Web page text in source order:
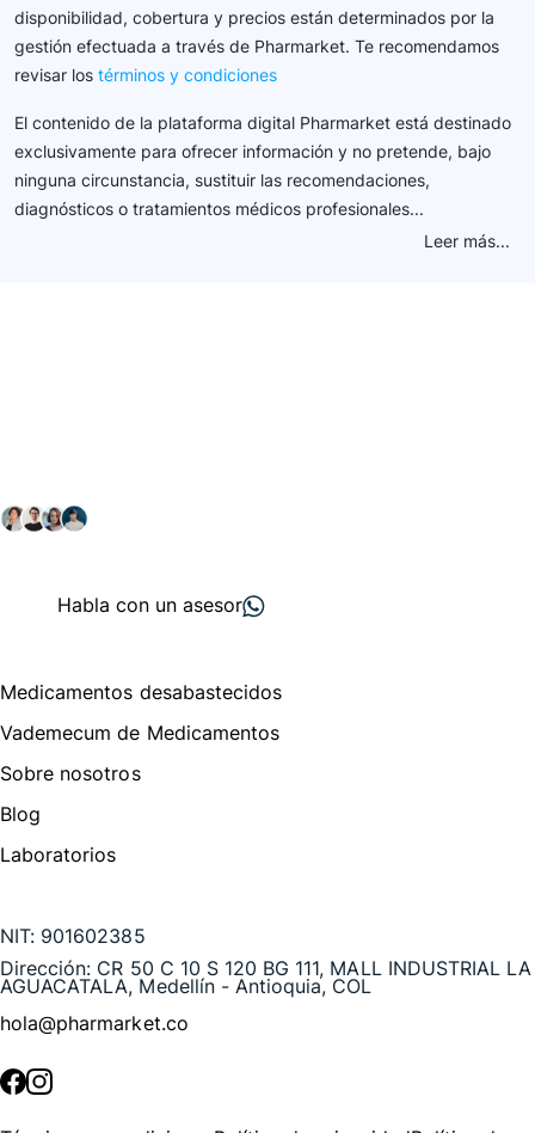
disponibilidad, cobertura y precios están determinados por la
gestión efectuada a través de Pharmarket. Te recomendamos
revisar los términos y condiciones
El contenido de la plataforma digital Pharmarket está destinado
exclusivamente para ofrecer información y no pretende, bajo
ninguna circunstancia, sustituir las recomendaciones,
diagnósticos o tratamientos médicos profesionales...
Leer más...
Habla con un asesor
Medicamentos desabastecidos
Vademecum de Medicamentos
Sobre nosotros
Blog
Laboratorios
NIT: 901602385
Dirección: CR 50 C 10 S 120 BG 111, MALL INDUSTRIAL LA
AGUACATALA, Medellín - Antioquia, COL
hola@pharmarket.co